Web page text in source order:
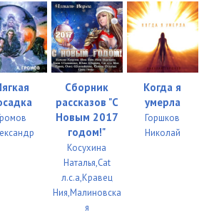
Сборник
рассказов "С
Новым 2017
годом!"
Косухина
Наталья,Cat
л.с.а,Кравец
Ния,Малиновска
я
Когда я
умерла
Горшков
Николай